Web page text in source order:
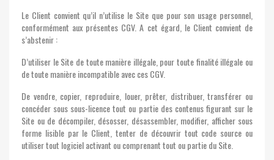
Le Client convient qu’il n’utilise le Site que pour son usage personnel,
conformément aux présentes CGV. A cet égard, le Client convient de
s’abstenir :
D’utiliser le Site de toute manière illégale, pour toute finalité illégale ou
de toute manière incompatible avec ces CGV.
De vendre, copier, reproduire, louer, prêter, distribuer, transférer ou
concéder sous sous-licence tout ou partie des contenus figurant sur le
Site ou de décompiler, désosser, désassembler, modifier, afficher sous
forme lisible par le Client, tenter de découvrir tout code source ou
utiliser tout logiciel activant ou comprenant tout ou partie du Site.